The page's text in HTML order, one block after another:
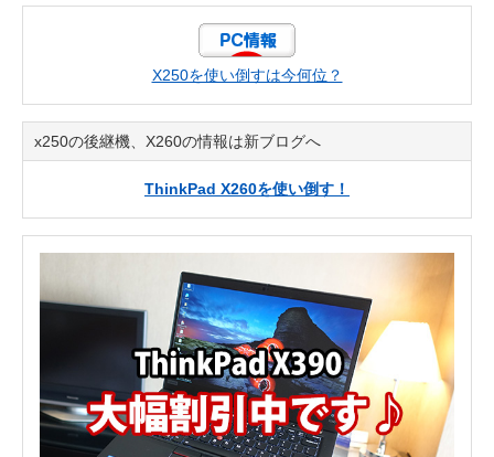
X250を使い倒すは今何位？
x250の後継機、X260の情報は新ブログへ
ThinkPad X260を使い倒す！